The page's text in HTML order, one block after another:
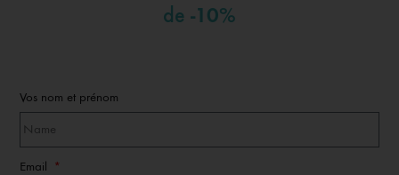
de -10%
Vos nom et prénom
Email